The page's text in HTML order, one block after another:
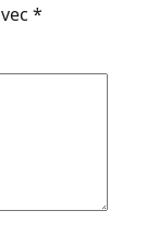
*